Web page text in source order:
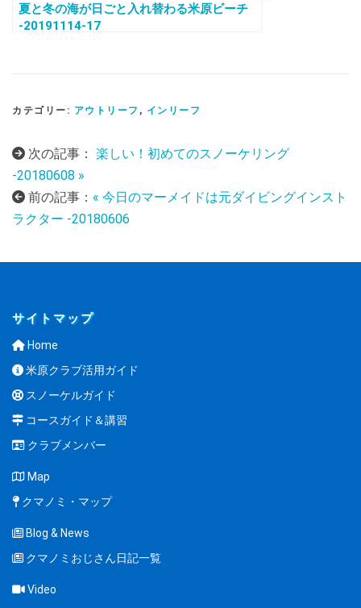
夏と冬の海が日ごと入れ替わる米原ビーチ
-20191114-17
カテゴリー: アウトリーフ , インリーフ
次の記事： 楽しい！初めてのスノーケリング
-20180608 »
前の記事： « 今日のマーメイドは元ダイビングインスト
ラクター -20180606
サイトマップ
Home
米原クラブ活用ガイド
スノーケルガイド
コースガイド＆講習
クラブメンバー
Map
クマノミ・マップ
Blog & News
クマノミおじさん日記一覧
Video